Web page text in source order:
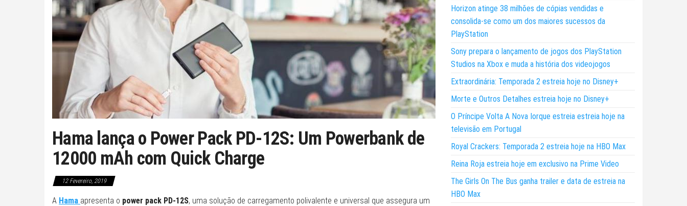
Hama lança o Power Pack PD-12S: Um Powerbank de
12000 mAh com Quick Charge
12 Fevereiro, 2019
A Hama apresenta o power pack PD-12S, uma solução de carregamento polivalente e universal que assegura um
Horizon atinge 38 milhões de cópias vendidas e
consolida-se como um dos maiores sucessos da
PlayStation
Sony prepara o lançamento de jogos dos PlayStation
Studios na Xbox e muda a história dos videojogos
Extraordinária: Temporada 2 estreia hoje no Disney+
Morte e Outros Detalhes estreia hoje no Disney+
O Príncipe Volta A Nova Iorque estreia estreia hoje na
televisão em Portugal
Royal Crackers: Temporada 2 estreia hoje na HBO Max
Reina Roja estreia hoje em exclusivo na Prime Video
The Girls On The Bus ganha trailer e data de estreia na
HBO Max